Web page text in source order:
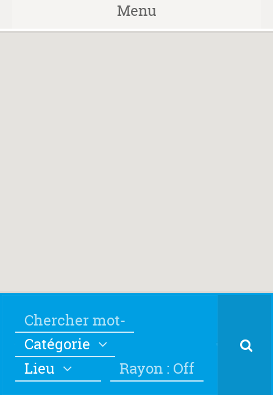
Menu
Catégorie
Lieu
Rayon : Off